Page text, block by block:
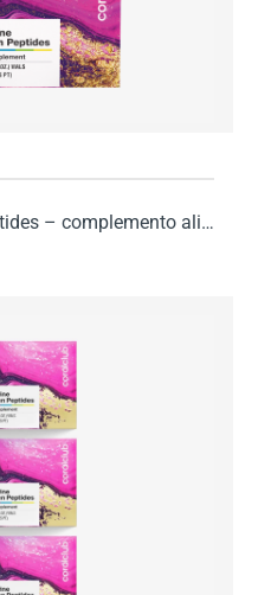
Promarine Collagen Peptides – complemento alimenticio con edulcorantes. 1 envase de 10 viales cad...